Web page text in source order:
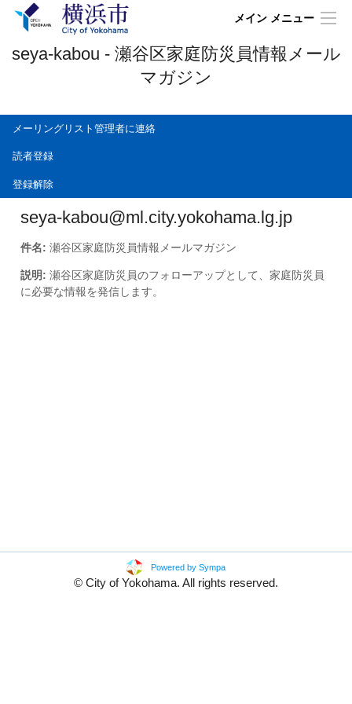
メイン メニュー
seya-kabou - 瀬谷区家庭防災員情報メール
マガジン
メーリングリスト管理者に連絡
読者登録
登録解除
seya-kabou@ml.city.yokohama.lg.jp
件名: 瀬谷区家庭防災員情報メールマガジン
説明: 瀬谷区家庭防災員のフォローアップとして、家庭防災員
に必要な情報を発信します。
Powered by Sympa
© City of Yokohama. All rights reserved.